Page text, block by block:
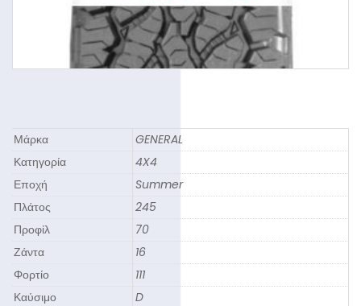
Μάρκα
GENERAL
Κατηγορία
4X4
Εποχή
Summer
Πλάτος
245
Προφίλ
70
Ζάντα
16
Φορτίο
111
Καύσιμο
D